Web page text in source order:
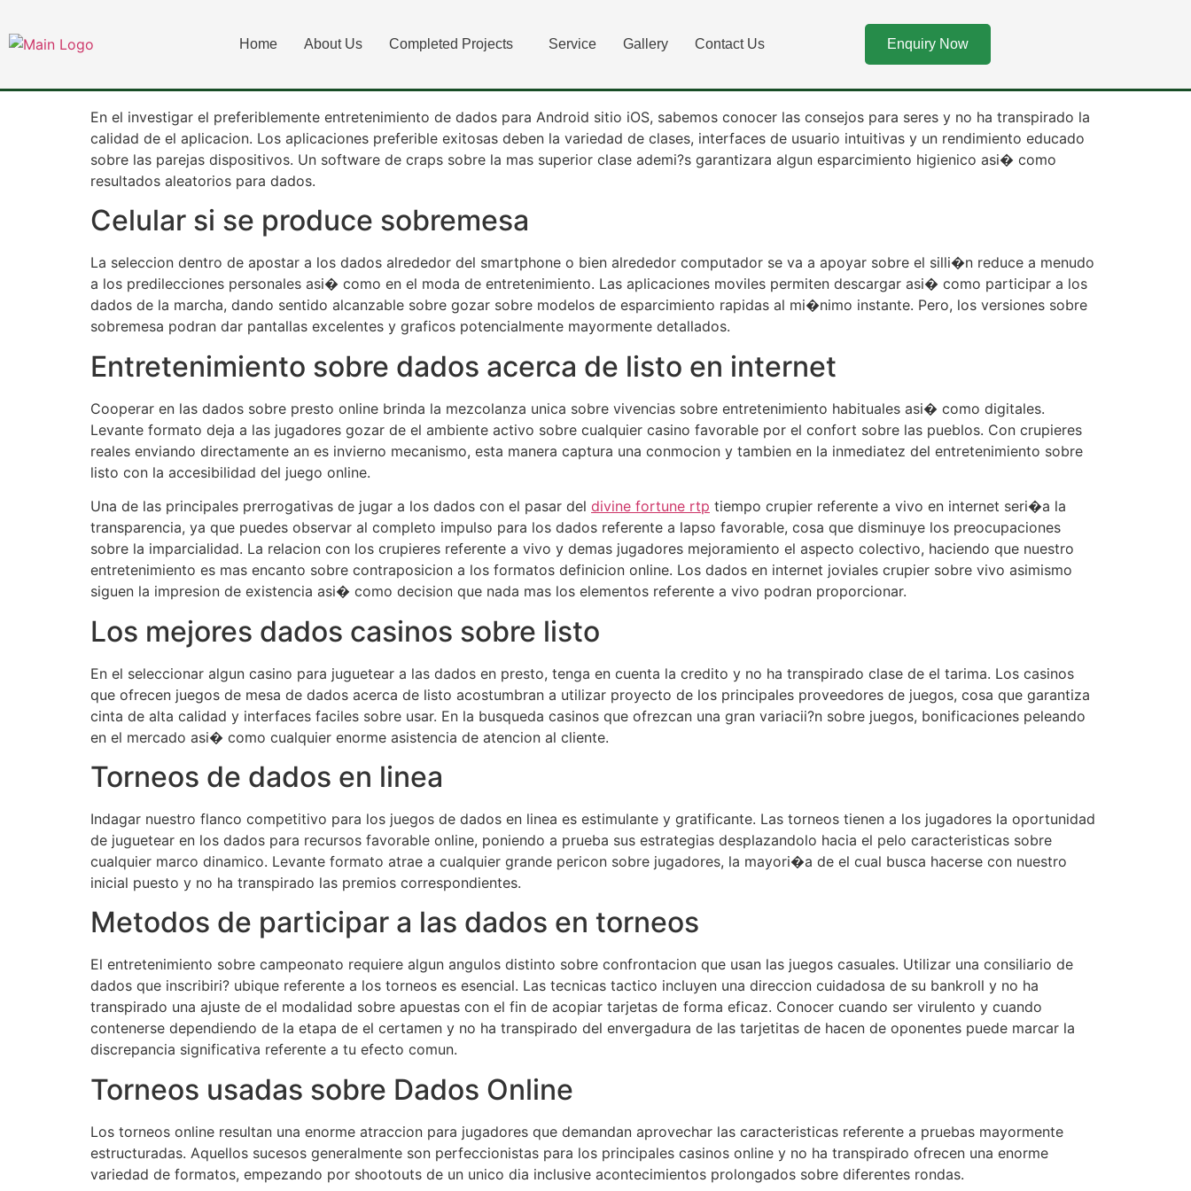
Home About Us Completed Projects Service Gallery Contact Us Enquiry Now
Prerrogativas sobre competir a los craps dados en
En el investigar el preferiblemente entretenimiento de dados para Android sitio iOS, sabemos conocer las consejos para seres y no ha transpirado la
calidad de el aplicacion. Los aplicaciones preferible exitosas deben la variedad de clases, interfaces de usuario intuitivas y un rendimiento educado
sobre las parejas dispositivos. Un software de craps sobre la mas superior clase ademi?s garantizara algun esparcimiento higienico asi� como
resultados aleatorios para dados.
Celular si se produce sobremesa
La seleccion dentro de apostar a los dados alrededor del smartphone o bien alrededor computador se va a apoyar sobre el silli�n reduce a menudo
a los predilecciones personales asi� como en el moda de entretenimiento. Las aplicaciones moviles permiten descargar asi� como participar a los
dados de la marcha, dando sentido alcanzable sobre gozar sobre modelos de esparcimiento rapidas al mi�nimo instante. Pero, los versiones sobre
sobremesa podran dar pantallas excelentes y graficos potencialmente mayormente detallados.
Entretenimiento sobre dados acerca de listo en internet
Cooperar en las dados sobre presto online brinda la mezcolanza unica sobre vivencias sobre entretenimiento habituales asi� como digitales.
Levante formato deja a las jugadores gozar de el ambiente activo sobre cualquier casino favorable por el confort sobre las pueblos. Con crupieres
reales enviando directamente an es invierno mecanismo, esta manera captura una conmocion y tambien en la inmediatez del entretenimiento sobre
listo con la accesibilidad del juego online.
Una de las principales prerrogativas de jugar a los dados con el pasar del divine fortune rtp tiempo crupier referente a vivo en internet seri�a la
transparencia, ya que puedes observar al completo impulso para los dados referente a lapso favorable, cosa que disminuye los preocupaciones
sobre la imparcialidad. La relacion con los crupieres referente a vivo y demas jugadores mejoramiento el aspecto colectivo, haciendo que nuestro
entretenimiento es mas encanto sobre contraposicion a los formatos definicion online. Los dados en internet joviales crupier sobre vivo asimismo
siguen la impresion de existencia asi� como decision que nada mas los elementos referente a vivo podran proporcionar.
Los mejores dados casinos sobre listo
En el seleccionar algun casino para juguetear a las dados en presto, tenga en cuenta la credito y no ha transpirado clase de el tarima. Los casinos
que ofrecen juegos de mesa de dados acerca de listo acostumbran a utilizar proyecto de los principales proveedores de juegos, cosa que garantiza
cinta de alta calidad y interfaces faciles sobre usar. En la busqueda casinos que ofrezcan una gran variacii?n sobre juegos, bonificaciones peleando
en el mercado asi� como cualquier enorme asistencia de atencion al cliente.
Torneos de dados en linea
Indagar nuestro flanco competitivo para los juegos de dados en linea es estimulante y gratificante. Las torneos tienen a los jugadores la oportunidad
de juguetear en los dados para recursos favorable online, poniendo a prueba sus estrategias desplazandolo hacia el pelo caracteristicas sobre
cualquier marco dinamico. Levante formato atrae a cualquier grande pericon sobre jugadores, la mayori�a de el cual busca hacerse con nuestro
inicial puesto y no ha transpirado las premios correspondientes.
Metodos de participar a las dados en torneos
El entretenimiento sobre campeonato requiere algun angulos distinto sobre confrontacion que usan las juegos casuales. Utilizar una consiliario de
dados que inscribiri? ubique referente a los torneos es esencial. Las tecnicas tactico incluyen una direccion cuidadosa de su bankroll y no ha
transpirado una ajuste de el modalidad sobre apuestas con el fin de acopiar tarjetas de forma eficaz. Conocer cuando ser virulento y cuando
contenerse dependiendo de la etapa de el certamen y no ha transpirado del envergadura de las tarjetitas de hacen de oponentes puede marcar la
discrepancia significativa referente a tu efecto comun.
Torneos usadas sobre Dados Online
Los torneos online resultan una enorme atraccion para jugadores que demandan aprovechar las caracteristicas referente a pruebas mayormente
estructuradas. Aquellos sucesos generalmente son perfeccionistas para los principales casinos online y no ha transpirado ofrecen una enorme
variedad de formatos, empezando por shootouts de un unico dia inclusive acontecimientos prolongados sobre diferentes rondas.